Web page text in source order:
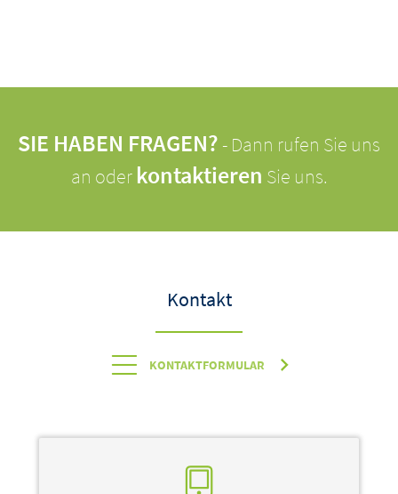
SIE HABEN FRAGEN? - Dann rufen Sie uns
an oder kontaktieren Sie uns.
Kontakt
KONTAKTFORMULAR